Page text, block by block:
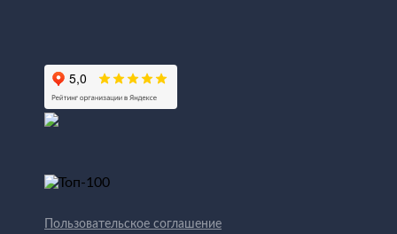
Пользовательское соглашение